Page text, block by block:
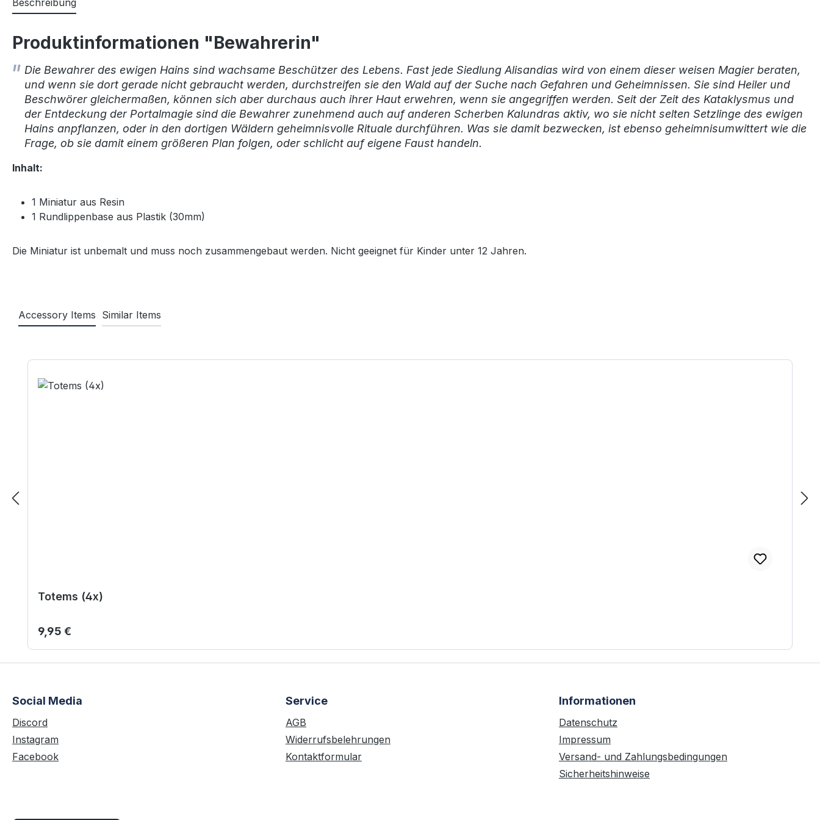
Beschreibung
Produktinformationen "Bewahrerin"
Die Bewahrer des ewigen Hains sind wachsame Beschützer des Lebens. Fast jede Siedlung Alisandias wird von einem dieser weisen Magier beraten,
und wenn sie dort gerade nicht gebraucht werden, durchstreifen sie den Wald auf der Suche nach Gefahren und Geheimnissen. Sie sind Heiler und
Beschwörer gleichermaßen, können sich aber durchaus auch ihrer Haut erwehren, wenn sie angegriffen werden. Seit der Zeit des Kataklysmus und
der Entdeckung der Portalmagie sind die Bewahrer zunehmend auch auf anderen Scherben Kalundras aktiv, wo sie nicht selten Setzlinge des ewigen
Hains anpflanzen, oder in den dortigen Wäldern geheimnisvolle Rituale durchführen. Was sie damit bezwecken, ist ebenso geheimnisumwittert wie die
Frage, ob sie damit einem größeren Plan folgen, oder schlicht auf eigene Faust handeln.
Inhalt:
1 Miniatur aus Resin
1 Rundlippenbase aus Plastik (30mm)
Die Miniatur ist unbemalt und muss noch zusammengebaut werden. Nicht geeignet für Kinder unter 12 Jahren.
Accessory Items Similar Items
Totems (4x)
Regulärer Preis:
9,95 €
Social Media
Discord
Instagram
Facebook
Service
AGB
Widerrufsbelehrungen
Kontaktformular
Informationen
Datenschutz
Impressum
Versand- und Zahlungsbedingungen
Sicherheitshinweise